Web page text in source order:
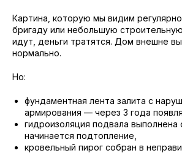
Картина, которую мы видим
бригаду или небольшую
идут, деньги тратятся. Дом внешне
нормально.
Но:
фундаментная лента залита с
армирования — через 3 года
гидроизоляция подвала
начинается подтопление,
кровельный пирог собран в